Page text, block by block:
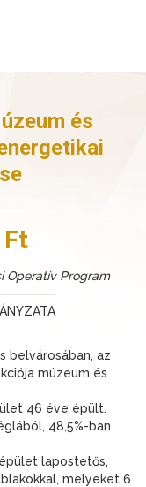
és
Operatív Program
belvárosában, az
múzeum és
46 éve épült.
48,5%-ban
lapostetős,
melyeket 6